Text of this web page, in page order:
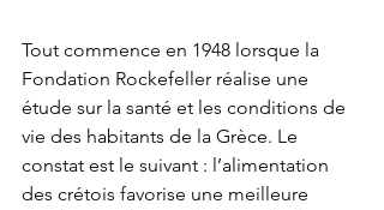
Tout commence en 1948 lorsque la
Fondation Rockefeller réalise une
étude sur la santé et les conditions de
vie des habitants de la Grèce. Le
constat est le suivant : l’alimentation
des crétois favorise une meilleure